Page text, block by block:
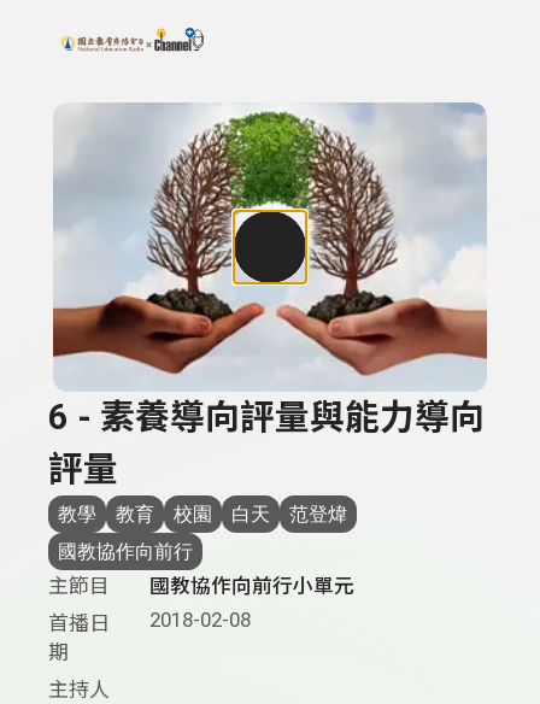
上方功能區塊
搜尋關鍵字：可輸入節目名稱、主持人或關鍵字
6 - 素養導向評量與能力導向
評量
教學 教育 校園 白天
范登煒
國教協作向前行
主節目
國教協作向前行小單元
首播日
期
2018-02-08
主持人